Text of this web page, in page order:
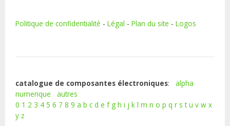
Politique de confidentialité - Légal - Plan du site - Logos
catalogue de composantes électroniques: alpha
numerique
autres
0 1 2 3 4 5 6 7 8 9 a b c d e f g h i j k l m n o p q r s t u v w x
y z